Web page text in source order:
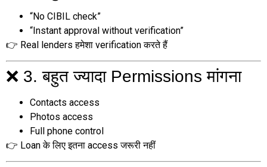
“No CIBIL check”
“Instant approval without verification”
👉 Real lenders हमेशा verification करते हैं
❌ 3. बहुत ज्यादा Permissions मांगना
Contacts access
Photos access
Full phone control
👉 Loan के लिए इतना access जरूरी नहीं